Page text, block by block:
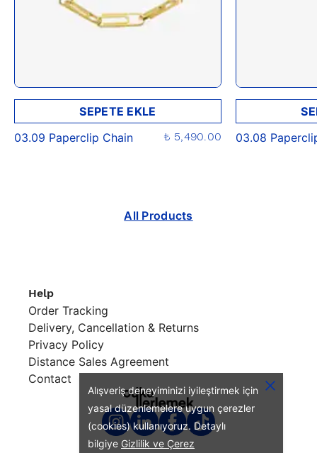
Alışveriş deneyiminizi iyileştirmek için
yasal düzenlemelere uygun çerezler
(cookies) kullanıyoruz. Detaylı
bilgiye Gizlilik ve Çerez
SEPETE EKLE
03.09 Paperclip Chain
₺ 5,490.00
03.08
All Products
Help
Order Tracking
Delivery, Cancellation & Returns
Privacy Policy
Distance Sales Agreement
Contact